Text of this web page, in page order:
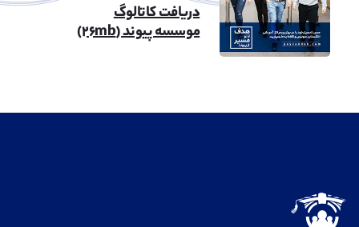
دریافت کاتالوگ
موسسه پیوند (۲۶mb)